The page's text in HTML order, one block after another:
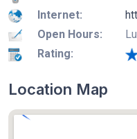
Internet:
Open Hours:
Rating:
Location Map